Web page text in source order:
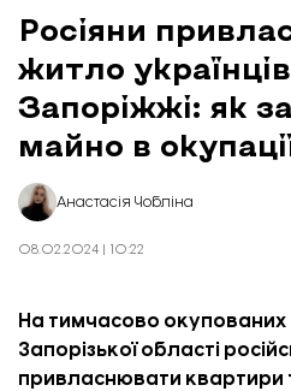
Новини
Відбудова Запоріжжя
Ексклюзив
Бізнес
Шлях додому
Колонки
Про нас
Редакційна політика
Росіяни
житло
Запоріжжі: як
майно в
Анастасія Чобліна
08.02.2024 | 10:22
На тимчасово окупованих
Запорізької області
привласнювати квартири